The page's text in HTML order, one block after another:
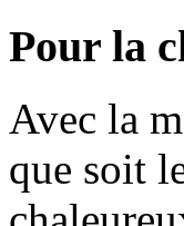
Pour la
Avec la
que soit